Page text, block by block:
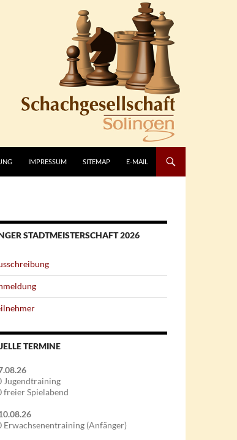
IMPRESSUM SITEMAP E-MAIL
STADTMEISTERSCHAFT 2026
TERMINE
Jugendtraining
freier Spielabend
Erwachsenentraining (Anfänger)